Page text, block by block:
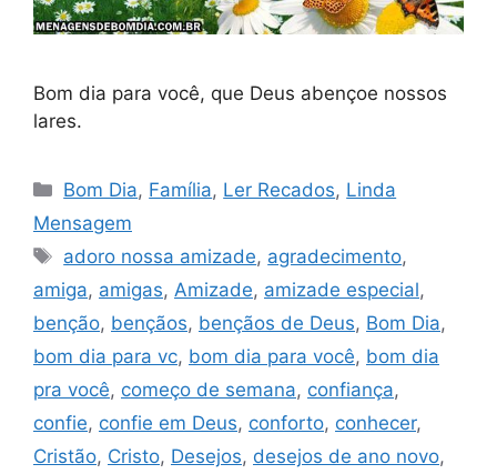
Bom dia para você, que Deus abençoe nossos
lares.
Categorias
Bom Dia, Família, Ler Recados, Linda
Mensagem
Tags
adoro nossa amizade, agradecimento,
amiga, amigas, Amizade, amizade especial,
benção, bençãos, bençãos de Deus, Bom Dia,
bom dia para vc, bom dia para você, bom dia
pra você, começo de semana, confiança,
confie, confie em Deus, conforto, conhecer,
Cristão, Cristo, Desejos, desejos de ano novo,